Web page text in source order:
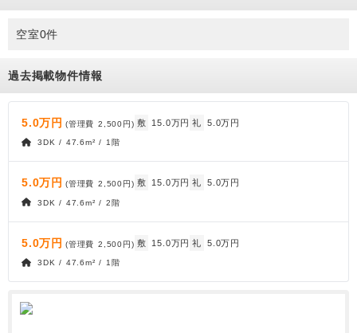
空室0件
過去掲載物件情報
5.0万円 (管理費 2,500円) 敷 15.0万円 礼 5.0万円
3DK / 47.6m² / 1階
5.0万円 (管理費 2,500円 ) 敷 15.0万円 礼 5.0万円
3DK / 47.6m² / 2階
5.0万円 (管理費 2,500円) 敷 15.0万円 礼 5.0万円
3DK / 47.6m² / 1階